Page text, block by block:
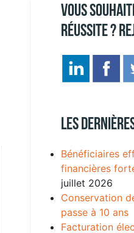
Vous
réussite ?
Les
Bénéficiaires
financières
juillet 2026
Conservation
passe à 10 ans
Facturation